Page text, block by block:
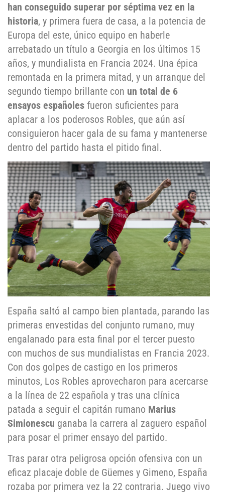
han conseguido superar por séptima vez en la
historia, y primera fuera de casa, a la potencia de
Europa del este, único equipo en haberle
arrebatado un título a Georgia en los últimos 15
años, y mundialista en Francia 2024. Una épica
remontada en la primera mitad, y un arranque del
segundo tiempo brillante con un total de 6
ensayos españoles fueron suficientes para
aplacar a los poderosos Robles, que aún así
consiguieron hacer gala de su fama y mantenerse
dentro del partido hasta el pitido final.
España saltó al campo bien plantada, parando las
primeras envestidas del conjunto rumano, muy
engalanado para esta final por el tercer puesto
con muchos de sus mundialistas en Francia 2023.
Con dos golpes de castigo en los primeros
minutos, Los Robles aprovecharon para acercarse
a la línea de 22 española y tras una clínica
patada a seguir el capitán rumano Marius
Simionescu ganaba la carrera al zaguero español
para posar el primer ensayo del partido.
Tras parar otra peligrosa opción ofensiva con un
eficaz placaje doble de Güemes y Gimeno, España
rozaba por primera vez la 22 contraria. Juego vivo